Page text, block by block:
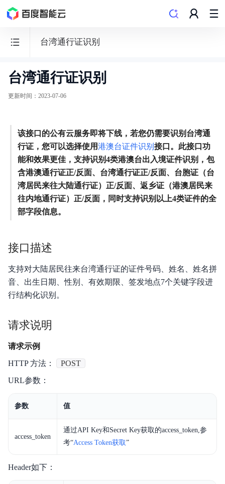
台湾通行证识别
文
字
功能发布记录
快速入门
API文档
HTTP-SDK文档
离线SDK
智能文档分析平台
EasyDL OCR
台湾通行证识别
更新时间 ： 2023-07-06
该接口的公有云服务即将下线，若您仍需要识别台湾通
行证，您可以选择使用港澳台证件识别 接口。此接口功
能和效果更佳，支持识别4类港澳台出入境证件识别，包
含港澳通行证正/反面、台湾通行证正/反面、台胞证（台
湾居民来往大陆通行证）正/反面、返乡证（港澳居民来
往内地通行证）正/反面，同时支持识别以上4类证件的全
部字段信息。
接口描述
支持对大陆居民往来台湾通行证的证件号码、姓名、姓名拼
音、出生日期、性别、有效期限、签发地点7个关键字段进
行结构化识别。
请求说明
请求示例
HTTP 方法：
POST
URL参数：
参数 值
access_token
通过API Key和Secret Key获取的access_token,参
考“Access Token获取”
Header如下：